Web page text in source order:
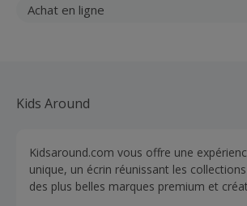
Achat en ligne
Kids Around
Kidsaround.com vous offre une
unique, un écrin réunissant les
des plus belles marques premium et